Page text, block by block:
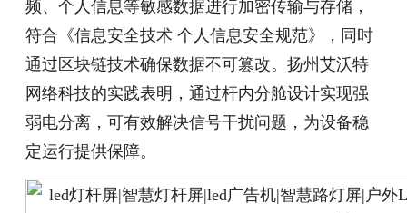
频、个人信息等敏感数据进行加密传输与存储，
符合《信息安全技术 个人信息安全规范》，同时
通过区块链技术确保数据不可篡改。扬州艾沃特
网络科技的实践表明，通过杆内分舱设计实现强
弱电分离，可有效解决信号干扰问题，为设备稳
定运行提供保障。